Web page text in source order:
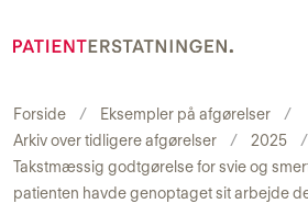
Forside
Eksempler på afgørelser
Arkiv over tidligere afgørelser
2025
Takstmæssig godtgørelse for svie og
patienten havde genoptaget sit arbejde